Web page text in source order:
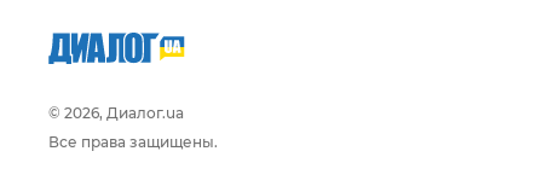
© 2026, Диалог.ua
Все права защищены.